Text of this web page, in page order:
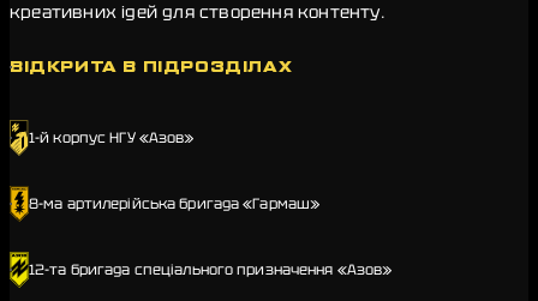
креативних ідей для створення контенту.
ВІДКРИТА В ПІДРОЗДІЛАХ
1-й корпус НГУ «Азов»
8-ма артилерійська бригада «Гармаш»
12-та бригада спеціального призначення «Азов»